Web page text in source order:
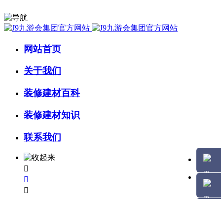
网站首页
关于我们
装修建材百科
装修建材知识
联系我们


